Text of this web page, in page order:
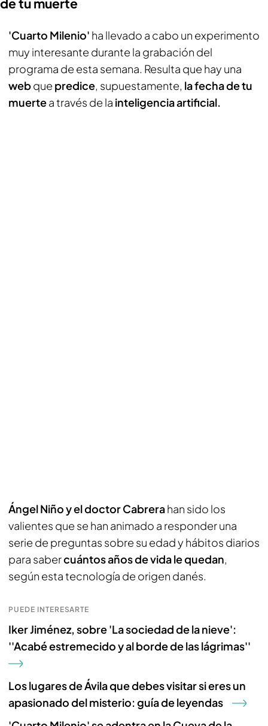
de tu muerte
'Cuarto Milenio' ha llevado a cabo un experimento
muy interesante durante la grabación del
programa de esta semana. Resulta que hay una
webque predice, supuestamente, la fecha de tu
muertea través de la inteligencia artificial.
Ángel Niño y el doctor Cabrerahan sido los
valientes que se han animado a responder una
serie de preguntas sobre su edad y hábitos diarios
para sabercuántos años de vida le quedan,
según esta tecnología de origen danés.
PUEDE INTERESARTE
Iker Jiménez, sobre 'La sociedad de la nieve':
''Acabé estremecido y al borde de las lágrimas''
Los lugares de Ávila que debes visitar si eres un
apasionado del misterio: guía de leyendas